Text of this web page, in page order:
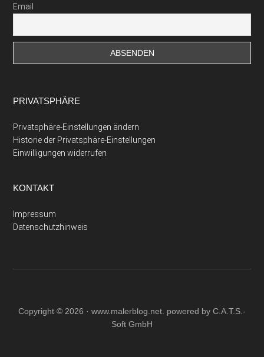
Email
PRIVATSPHÄRE
Privatsphäre-Einstellungen ändern
Historie der Privatsphäre-Einstellungen
Einwilligungen widerrufen
KONTAKT
Impressum
Datenschutzhinweis
Copyright © 2026 · www.malerblog.net . powered by C.A.T.S.-
Soft GmbH